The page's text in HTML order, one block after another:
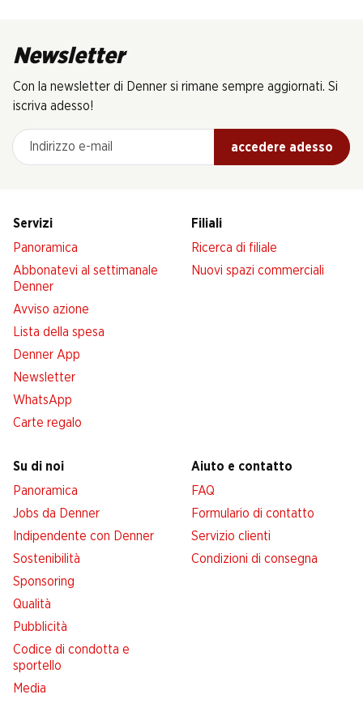
Newsletter
Con la newsletter di Denner si rimane sempre aggiornati. Si
iscriva adesso!
Indirizzo e-mail
accedere adesso
Servizi
Panoramica
Abbonatevi al settimanale
Denner
Avviso azione
Lista della spesa
Denner App
Newsletter
WhatsApp
Carte regalo
Filiali
Ricerca di filiale
Nuovi spazi commerciali
Su di noi
Panoramica
Jobs da Denner
Indipendente con Denner
Sostenibilità
Sponsoring
Qualità
Pubblicità
Codice di condotta e
sportello
Media
Aiuto e contatto
FAQ
Formulario di contatto
Servizio clienti
Condizioni di consegna